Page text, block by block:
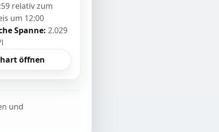
relativ zum
um 12:00
Spanne: 2.029
öffnen
und